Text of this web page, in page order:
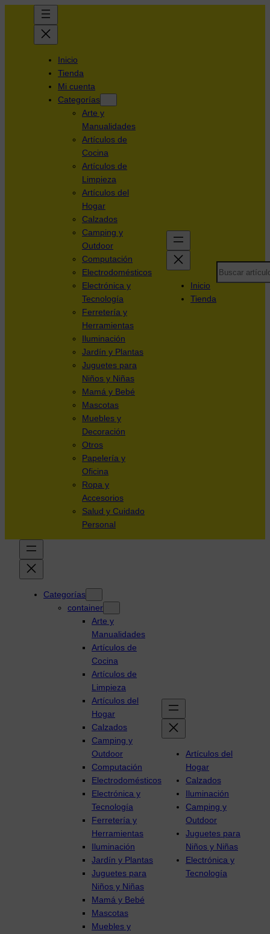
Inicio
Tienda
Mi cuenta
Categorías
Arte y
Manualidades
Artículos de
Cocina
Artículos de
Limpieza
Artículos del
Hogar
Calzados
Camping y
Outdoor
Computación
Electrodomésticos
Electrónica y
Tecnología
Ferretería y
Herramientas
Iluminación
Jardín y Plantas
Juguetes para
Niños y Niñas
Mamá y Bebé
Mascotas
Muebles y
Decoración
Otros
Papelería y
Oficina
Ropa y
Accesorios
Salud y Cuidado
Personal
Inicio
Tienda
Search
Categorías
container
Arte y
Manualidades
Artículos de
Cocina
Artículos de
Limpieza
Artículos del
Hogar
Calzados
Camping y
Outdoor
Computación
Electrodomésticos
Electrónica y
Tecnología
Ferretería y
Herramientas
Iluminación
Jardín y Plantas
Juguetes para
Niños y Niñas
Mamá y Bebé
Mascotas
Muebles y
Artículos del
Hogar
Calzados
Iluminación
Camping y
Outdoor
Juguetes para
Niños y Niñas
Electrónica y
Tecnología